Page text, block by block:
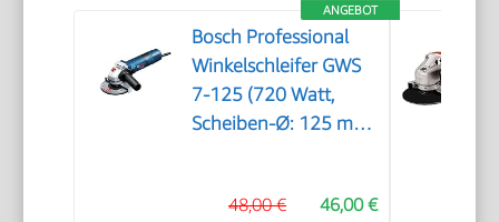
ANGEBOT
Bosch Professional
Winkelschleifer GWS
7-125 (720 Watt,
Scheiben-Ø: 125 mm,
Spannmutter,
46,00 €
48,00 €